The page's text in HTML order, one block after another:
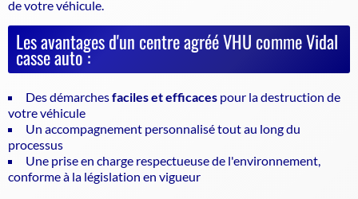
de votre véhicule.
Les avantages d'un centre agréé VHU comme Vidal
casse auto :
Des démarchesfaciles et efficaces pour la destruction de
votre véhicule
Un accompagnement personnalisé tout au long du
processus
Une prise en charge respectueuse de l'environnement,
conforme à la législation en vigueur